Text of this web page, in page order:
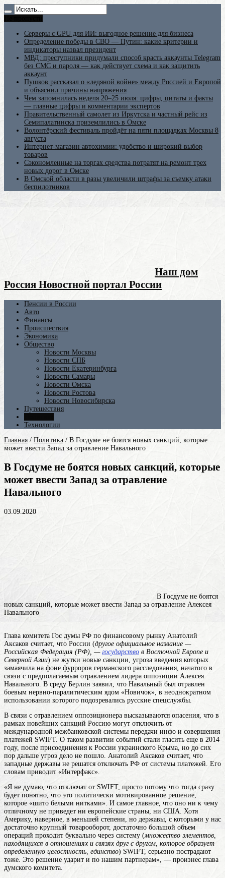
Серверы с GPU для ИИ: выгодное решение для бизнеса
Определение победы в СВО — Путин: какие критерии и
индикаторы назвал президент
МВД: преступники придумали способ красть аккаунты Telegram
без СМС и пароля — как действует схема и как защитить
аккаунт
Пушков рассказал о «ледяной войне» между Россией и Европой
и объяснил причины напряжения
Чем запомнилась неделя 20–25 июля: цифры, цитаты и факты
— главные цифры и комментарии экспертов
Правительственный самолет из Иркутска и частный рейс из
Семипалатинска приземлились в Омске
Волонтёрский фестиваль пройдёт на пяти площадках Москвы 8
августа
Интернет-магазин автохимии: удобство и широкий выбор
товаров
Сэкономленные на торгах средства потратят на ремонт трех
новых дорог в Омске
В Омской области в разы увеличили штрафы за съемку атаки
беспилотников
Наш дом
Россия Новостной портал России
Пенсии в России
Авто
Финансы
Происшествия
Экономика
Общество
Новости Москвы
Новости СПБ
Новости Екатеринбурга
Новости Самары
Новости Омска
Новости Ростова
Новости Новосибирска
Путешествия
Технологии
Главная / Политика / В Госдуме не боятся новых санкций, которые
может ввести Запад за отравление Навального
В Госдуме не боятся новых санкций, которые
может ввести Запад за отравление
Навального
03.09.2020
В Госдуме не боятся
новых санкций, которые может ввести Запад за отравление Алексея
Навального
Глава комитета Гос думы РФ по финансовому рынку Анатолий
Аксаков считает, что России (другое официальное название —
Российская Федерация (РФ), — государство в Восточной Европе и
Северной Азии) не жутки новые санкции, угроза введения которых
замаячила на фоне фурроров германского расследования, начатого в
связи с предполагаемым отравлением лидера оппозиции Алексея
Навального. В среду Берлин заявил, что Навальный был отравлен
боевым нервно-паралитическим ядом «Новичок», в неоднократном
использовании которого подозревались русские спецслужбы.
В связи с отравлением оппозиционера высказываются опасения, что в
рамках новейших санкций Россию могут отключить от
международной межбанковской системы передачи инфо и совершения
платежей SWIFT. О таком развитии событий стали гласить еще в 2014
году, после присоединения к России украинского Крыма, но до сих
пор дальше угроз дело не пошло. Анатолий Аксаков считает, что
западные державы не решатся отключать РФ от системы платежей. Его
словам приводит «Интерфакс».
«Я не думаю, что отключат от SWIFT, просто потому что тогда сразу
будет понятно, что это политически мотивированное решение,
которое «шито белыми нитками». И самое главное, что оно ни к чему
отличному не приведет ни европейские страны, ни США. Хотя
Америку, наверное, в меньшей степени, но державы, с которыми у нас
достаточно крупный товарооборот, достаточно большой объем
операций проходит буквально через систему (множество элементов,
находящихся в отношениях и связях друг с другом, которое образует
определённую целостность, единство) SWIFT, серьезно пострадают
тоже. Это решение ударит и по нашим партнерам», — произнес глава
думского комитета.